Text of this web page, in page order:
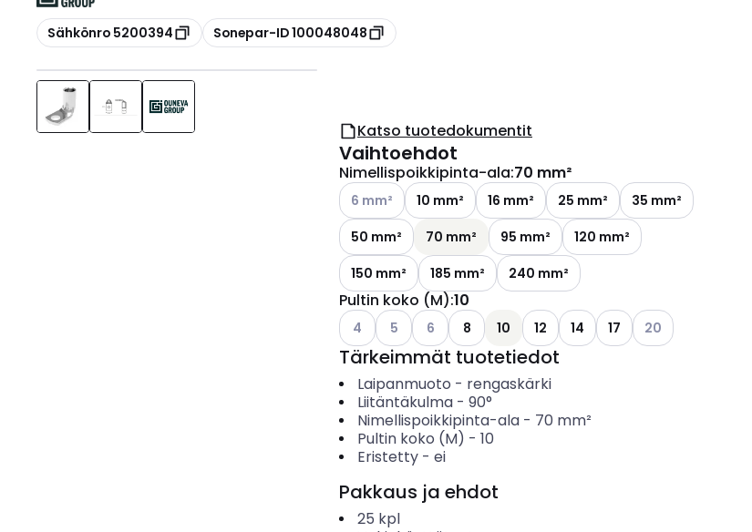
Kopioi
Sähkönro 5200394 Kopioi
Sonepar-ID 100048048
Katso tuotedokumentit
Vaihtoehdot
Nimellispoikkipinta-ala:70 mm²
Katso käytettävissä olevat vaihtoehdot
6 mm² 10 mm² 16 mm² 25 mm²
35 mm²
50 mm²
70 mm² 95 mm²
120 mm²
150 mm²
185 mm² 240 mm²
Pultin koko (M):10
Katso käytettävissä olevat vaihtoehdot
4 Katso käytettävissä olevat vaihtoehdot
5 Katso käytettävissä olevat vaihtoehdot
6 8 10 12 14 17 Katso
20
Tärkeimmät tuotetiedot
Laipanmuoto - rengaskärki
Liitäntäkulma- 90°
Nimellispoikkipinta-ala- 70 mm²
Pultin koko (M) - 10
Eristetty- ei
Pakkaus ja ehdot
25 kpl